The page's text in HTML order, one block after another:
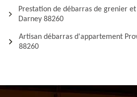
Prestation de débarras de grenier et
Darney 88260
Artisan débarras d'appartement
88260